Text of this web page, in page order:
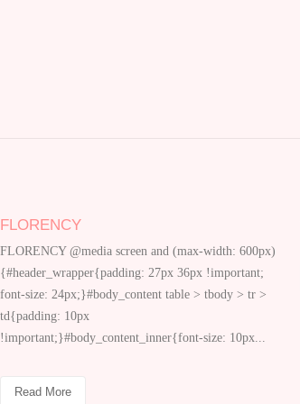
Správa a údržba webových stránok
Read More